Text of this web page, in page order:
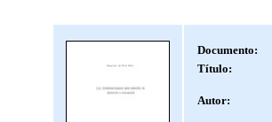
Documento:
Título:
Autor: